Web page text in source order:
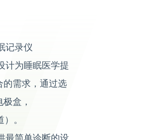
记录仪
计为睡眠医学提
的需求，通过选
盒，
。
最简单诊断的设